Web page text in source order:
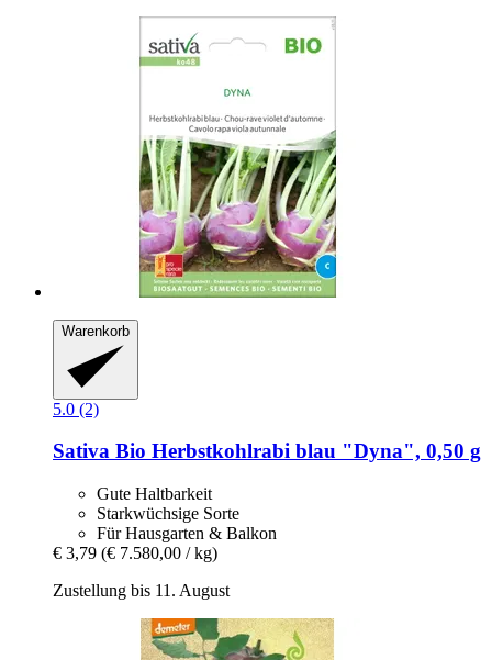
Warenkorb
5.0 (2)
Sativa Bio Herbstkohlrabi blau "Dyna", 0,50 g
Gute Haltbarkeit
Starkwüchsige Sorte
Für Hausgarten & Balkon
€ 3,79 (€ 7.580,00 / kg)
Zustellung bis 11. August